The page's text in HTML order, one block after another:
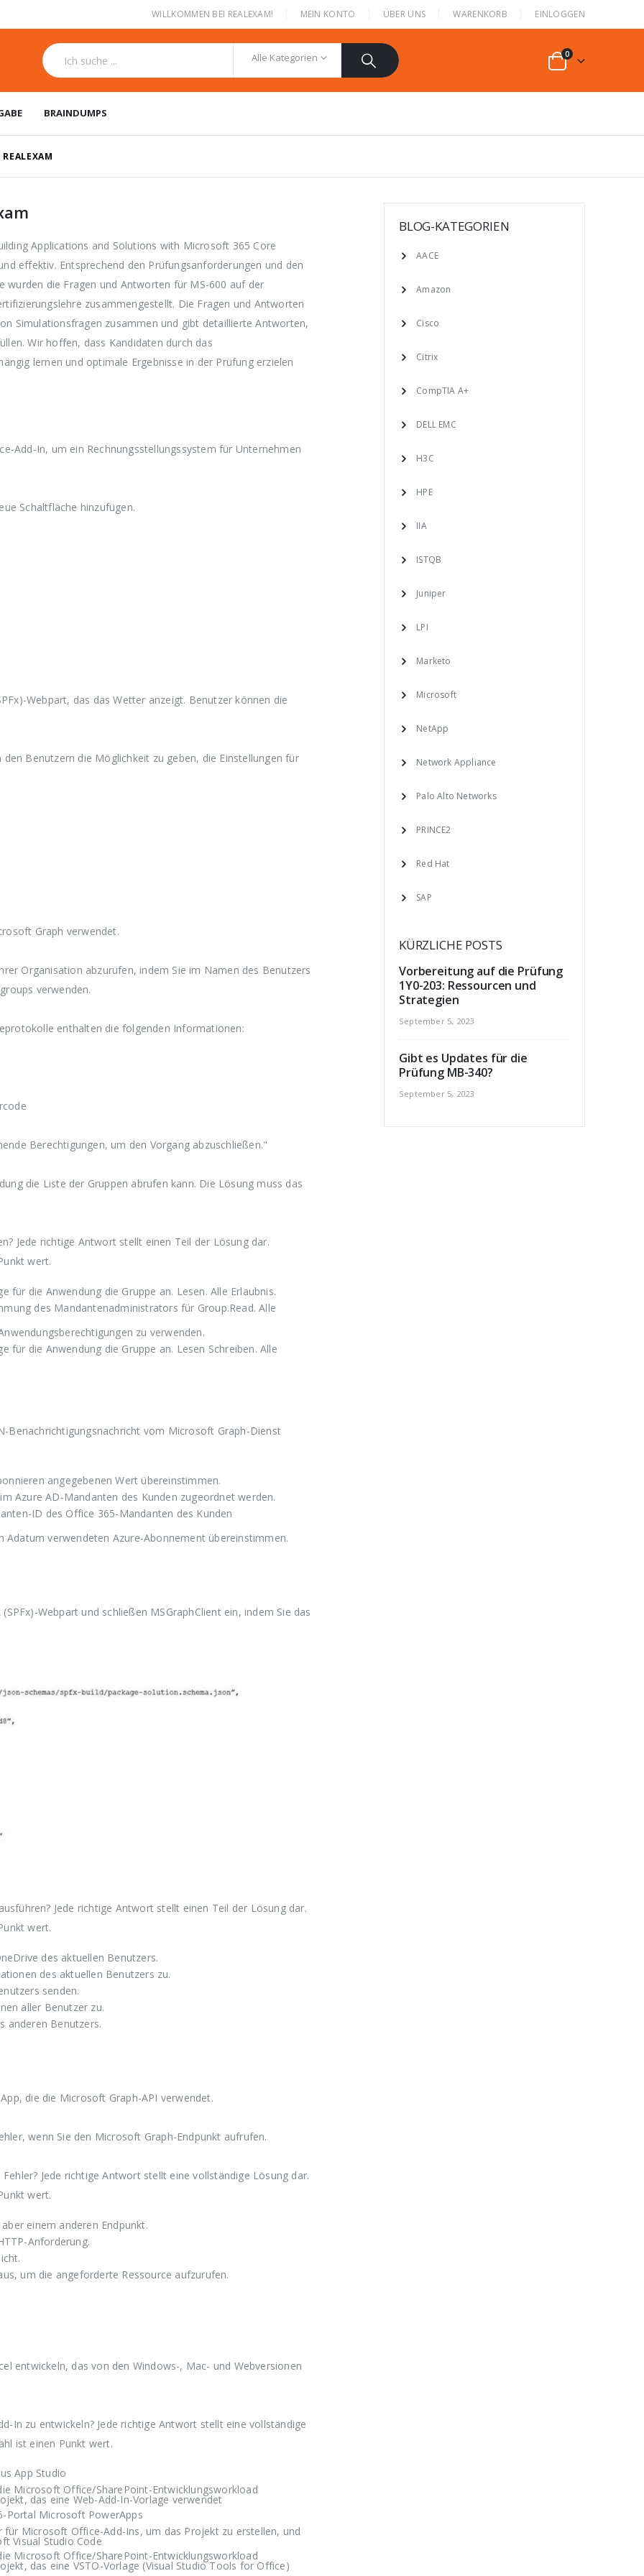
WILLKOMMEN BEI REALEXAM! MEIN KONTO ÜBER UNS WARENKORB EINLOGGEN
Alle Kategorien 0
BRAINDUMPS
Applications and Solutions with Microsoft 365 Core
effektiv. Entsprechend den Prüfungsanforderungen und den
wurden die Fragen und Antworten für MS-600 auf der
zusammengestellt. Die Fragen und Antworten
Simulationsfragen zusammen und gibt detaillierte Antworten,
Wir hoffen, dass Kandidaten durch das
lernen und optimale Ergebnisse in der Prüfung erzielen
Add-In, um ein Rechnungsstellungssystem für Unternehmen
Schaltfläche hinzufügen.
Webpart, das das Wetter anzeigt. Benutzer können die
Benutzern die Möglichkeit zu geben, die Einstellungen für
Graph verwendet.
Organisation abzurufen, indem Sie im Namen des Benutzers
verwenden.
enthalten die folgenden Informationen:
Berechtigungen, um den Vorgang abzuschließen."
die Liste der Gruppen abrufen kann. Die Lösung muss das
Jede richtige Antwort stellt einen Teil der Lösung dar.
wert.
für die Anwendung die Gruppe an. Lesen. Alle Erlaubnis.
des Mandantenadministrators für Group.Read. Alle
zu verwenden.
für die Anwendung die Gruppe an. Lesen Schreiben. Alle
Benachrichtigungsnachricht vom Microsoft Graph-Dienst
angegebenen Wert übereinstimmen.
Azure AD-Mandanten des Kunden zugeordnet werden.
ID des Office 365-Mandanten des Kunden
verwendeten Azure-Abonnement übereinstimmen.
Webpart und schließen MSGraphClient ein, indem Sie das
Jede richtige Antwort stellt einen Teil der Lösung dar.
wert.
des aktuellen Benutzers.
des aktuellen Benutzers zu.
senden.
aller Benutzer zu.
anderen Benutzers.
die die Microsoft Graph-API verwendet.
wenn Sie den Microsoft Graph-Endpunkt aufrufen.
Jede richtige Antwort stellt eine vollständige Lösung dar.
wert.
einem anderen Endpunkt.
Anforderung.
um die angeforderte Ressource aufzurufen.
entwickeln, das von den Windows-, Mac- und Webversionen
In zu entwickeln? Jede richtige Antwort stellt eine vollständige
ist einen Punkt wert.
App Studio
Microsoft Office/SharePoint-Entwicklungsworkload
das eine Web-Add-In-Vorlage verwendet
Portal Microsoft PowerApps
für Microsoft Office-Add-Ins, um das Projekt zu erstellen, und
Visual Studio Code
Microsoft Office/SharePoint-Entwicklungsworkload
das eine VSTO-Vorlage (Visual Studio Tools for Office)
BLOG-KATEGORIEN
AACE
Amazon
Cisco
Citrix
CompTIA A+
DELL EMC
H3C
HPE
IIA
ISTQB
Juniper
LPI
Marketo
Microsoft
NetApp
Network Appliance
Palo Alto Networks
PRINCE2
Red Hat
SAP
KÜRZLICHE POSTS
Vorbereitung auf die Prüfung
1Y0-203: Ressourcen und
Strategien
September 5, 2023
Gibt es Updates für die
Prüfung MB-340?
September 5, 2023